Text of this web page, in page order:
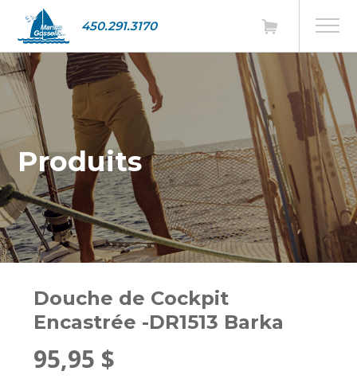
450.291.3170
Produits
Douche de Cockpit
Encastrée -DR1513 Barka
95,95 $